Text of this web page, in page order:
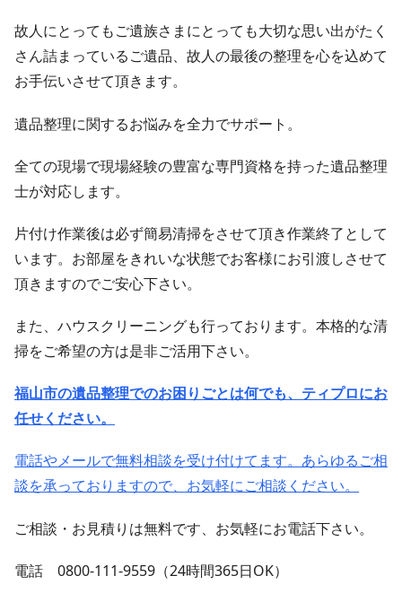
故人にとってもご遺族さまにとっても大切な思い出がたく
さん詰まっているご遺品、故人の最後の整理を心を込めて
お手伝いさせて頂きます。
遺品整理に関するお悩みを全力でサポート。
全ての現場で現場経験の豊富な専門資格を持った遺品整理
士が対応します。
片付け作業後は必ず簡易清掃をさせて頂き作業終了として
います。お部屋をきれいな状態でお客様にお引渡しさせて
頂きますのでご安心下さい。
また、ハウスクリーニングも行っております。本格的な清
掃をご希望の方は是非ご活用下さい。
福山市の遺品整理でのお困りごとは何でも、ティプロにお
任せください。
電話やメールで無料相談を受け付けてます。あらゆるご相
談を承っておりますので、お気軽にご相談ください。
ご相談・お見積りは無料です、お気軽にお電話下さい。
電話 0800-111-9559（24時間365日OK）